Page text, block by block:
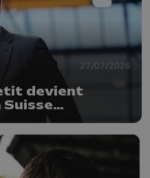
27/07/2026
devient